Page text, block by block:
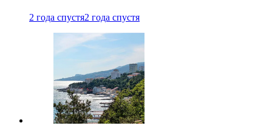
2 года спустя2 года спустя